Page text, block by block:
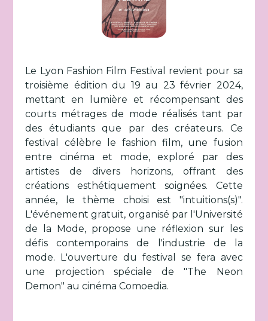
Le Lyon Fashion Film Festival revient pour sa
troisième édition du 19 au 23 février 2024,
mettant en lumière et récompensant des
courts métrages de mode réalisés tant par
des étudiants que par des créateurs. Ce
festival célèbre le fashion film, une fusion
entre cinéma et mode, exploré par des
artistes de divers horizons, offrant des
créations esthétiquement soignées. Cette
année, le thème choisi est "intuitions(s)".
L'événement gratuit, organisé par l'Université
de la Mode, propose une réflexion sur les
défis contemporains de l'industrie de la
mode. L'ouverture du festival se fera avec
une projection spéciale de "The Neon
Demon" au cinéma Comoedia.